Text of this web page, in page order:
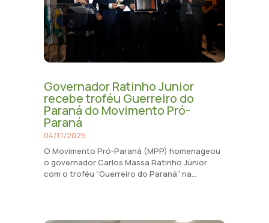
Governador Ratinho Junior
recebe troféu Guerreiro do
Paraná do Movimento Pró-
Paraná
04/11/2025
O Movimento Pró-Paraná (MPP) homenageou
o governador Carlos Massa Ratinho Júnior
com o troféu “Guerreiro do Paraná” na...